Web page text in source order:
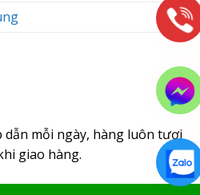
dẫn mỗi ngày, hàng luôn tươi
giao hàng.